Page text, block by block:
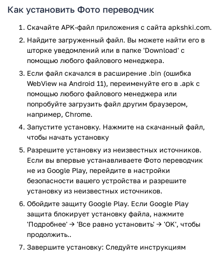
переводит. Достаточно сфотографировать нужный объект.
Утилита понимает китайский кантонский, албанский,
упрощенный китайский, арабский, традиционный
китайский, амхарский, вьетнамский, азербайджанский,
йоруба, ирландский, английский, эстонский,
индонезийский, белорусский, хинди, польский,
итальянский, датский, венгерский, французский,
гавайский, финский, суахили, каталанский, таджикский,
чешский, эсперанто, литовский, непальский, испанский,
шведский, мальтийский, бирманский, марати и русский.
Перечислена лишь малая часть списка.
Внимание: требуется доступ к внешнему хранилищу и
камере. Без упомянутых разрешений ничего работать не
будет.
Приложение Фото переводчик прошло проверку
антивирусом VirusTotal. В результате проверки по всем
последним сигнатурам заражения файлов не выявлено.
Как установить Фото переводчик
Скачайте APK-файл приложения с сайта apkshki.com.
Найдите загруженный файл. Вы можете найти его в
шторке уведомлений или в папке 'Download' с
помощью любого файлового менеджера.
Если файл скачался в расширение .bin (ошибка
WebView на Android 11), переименуйте его в .apk с
помощью любого файлового менеджера или
попробуйте загрузить файл другим браузером,
например, Chrome.
Запустите установку. Нажмите на скачанный файл,
чтобы начать установку
Разрешите установку из неизвестных источников.
Если вы впервые устанавливаете Фото переводчик
не из Google Play, перейдите в настройки
безопасности вашего устройства и разрешите
установку из неизвестных источников.
Обойдите защиту Google Play. Если Google Play
защита блокирует установку файла, нажмите
'Подробнее' → 'Все равно установить' → 'OK', чтобы
продолжить..
Завершите установку: Следуйте инструкциям